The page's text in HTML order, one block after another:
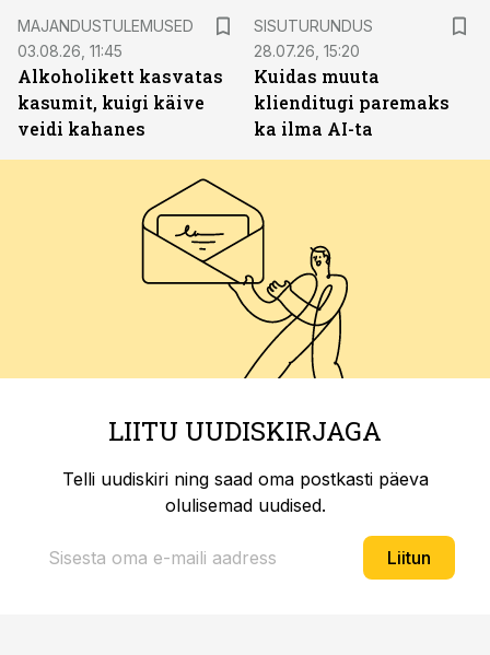
MAJANDUSTULEMUSED
03.08.26, 11:45
Alkoholikett kasvatas
kasumit, kuigi käive
veidi kahanes
SISUTURUNDUS
28.07.26, 15:20
Kuidas muuta
klienditugi paremaks
ka ilma AI-ta
LIITU UUDISKIRJAGA
Telli uudiskiri ning saad oma postkasti päeva
olulisemad uudised.
Liitun